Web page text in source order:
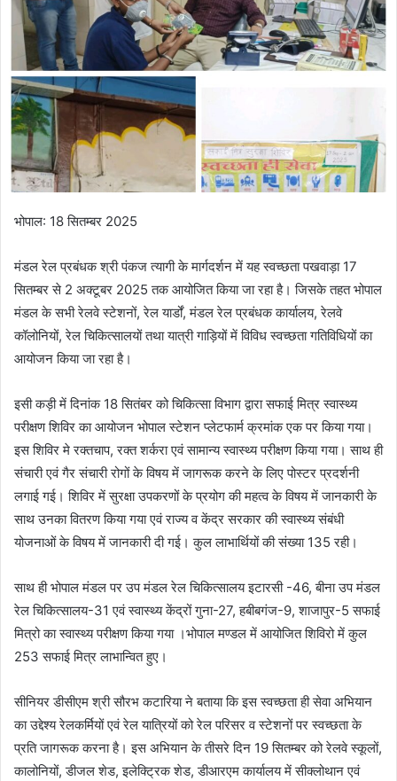
भोपाल: 18 सितम्बर 2025
मंडल रेल प्रबंधक श्री पंकज त्यागी के मार्गदर्शन में यह स्वच्छता पखवाड़ा 17
सितम्बर से 2 अक्टूबर 2025 तक आयोजित किया जा रहा है। जिसके तहत भोपाल
मंडल के सभी रेलवे स्टेशनों, रेल यार्डों, मंडल रेल प्रबंधक कार्यालय, रेलवे
कॉलोनियों, रेल चिकित्सालयों तथा यात्री गाड़ियों में विविध स्वच्छता गतिविधियों का
आयोजन किया जा रहा है।
इसी कड़ी में दिनांक 18 सितंबर को चिकित्सा विभाग द्वारा सफाई मित्र स्वास्थ्य
परीक्षण शिविर का आयोजन भोपाल स्टेशन प्लेटफार्म क्रमांक एक पर किया गया।
इस शिविर मे रक्तचाप, रक्त शर्करा एवं सामान्य स्वास्थ्य परीक्षण किया गया। साथ ही
संचारी एवं गैर संचारी रोगों के विषय में जागरूक करने के लिए पोस्टर प्रदर्शनी
लगाई गई। शिविर में सुरक्षा उपकरणों के प्रयोग की महत्व के विषय में जानकारी के
साथ उनका वितरण किया गया एवं राज्य व केंद्र सरकार की स्वास्थ्य संबंधी
योजनाओं के विषय में जानकारी दी गई। कुल लाभार्थियों की संख्या 135 रही।
साथ ही भोपाल मंडल पर उप मंडल रेल चिकित्सालय इटारसी -46, बीना उप मंडल
रेल चिकित्सालय-31 एवं स्वास्थ्य केंद्रों गुना-27, हबीबगंज-9, शाजापुर-5 सफाई
मित्रो का स्वास्थ्य परीक्षण किया गया ।भोपाल मण्डल में आयोजित शिविरो में कुल
253 सफाई मित्र लाभान्वित हुए।
सीनियर डीसीएम श्री सौरभ कटारिया ने बताया कि इस स्वच्छता ही सेवा अभियान
का उद्देश्य रेलकर्मियों एवं रेल यात्रियों को रेल परिसर व स्टेशनों पर स्वच्छता के
प्रति जागरूक करना है। इस अभियान के तीसरे दिन 19 सितम्बर को रेलवे स्कूलों,
कालोनियों, डीजल शेड, इलेक्ट्रिक शेड, डीआरएम कार्यालय में सीक्लोथान एवं